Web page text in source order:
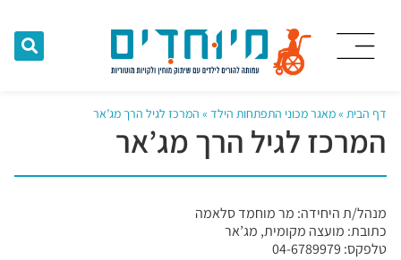
דף הבית »מאגר מכוני התפתחות הילד » המרכז לגיל הרך מג’אר
המרכז לגיל הרך מג’אר
מנהל/ת היחידה: מר מוחמד סלאמה
כתובת: מועצה מקומית, מג’אר
טלפקס: 04-6789979